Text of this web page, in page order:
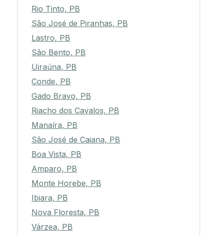
Rio Tinto, PB
São José de Piranhas, PB
Lastro, PB
São Bento, PB
Uiraúna, PB
Conde, PB
Gado Bravo, PB
Riacho dos Cavalos, PB
Manaíra, PB
São José de Caiana, PB
Boa Vista, PB
Amparo, PB
Monte Horebe, PB
Ibiara, PB
Nova Floresta, PB
Várzea, PB